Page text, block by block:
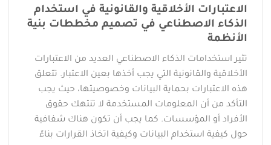
الاعتبارات الأخلاقية والقانونية في استخدام
الذكاء الاصطناعي في تصميم مخططات بنية
الأنظمة
تثير استخدامات الذكاء الاصطناعي العديد من الاعتبارات
الأخلاقية والقانونية التي يجب أخذها بعين الاعتبار. تتعلق
هذه الاعتبارات بحماية البيانات وخصوصيتها، حيث يجب
التأكد من أن المعلومات المستخدمة لا تنتهك حقوق
الأفراد أو المؤسسات. كما يجب أن تكون هناك شفافية
حول كيفية استخدام البيانات وكيفية اتخاذ القرارات بناءً